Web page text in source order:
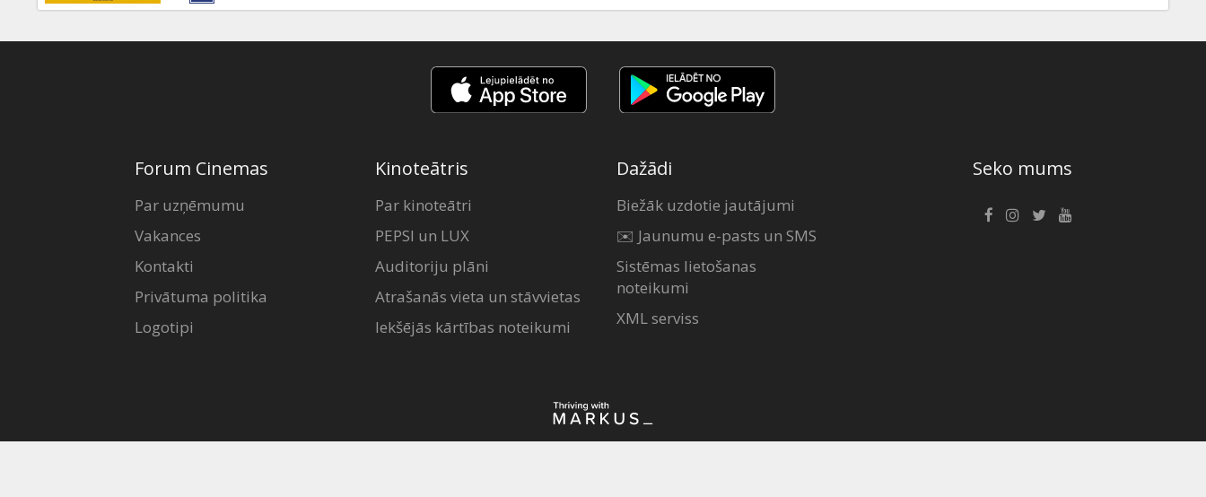
Forum Cinemas
Par uzņēmumu
Vakances
Kontakti
Privātuma politika
Logotipi
Kinoteātris
Par kinoteātri
PEPSI un LUX
Auditoriju plāni
Atrašanās vieta un stāvvietas
Iekšējās kārtības noteikumi
Dažādi
Biežāk uzdotie jautājumi
✉️ Jaunumu e-pasts un SMS
Sistēmas lietošanas
noteikumi
XML serviss
Seko mums